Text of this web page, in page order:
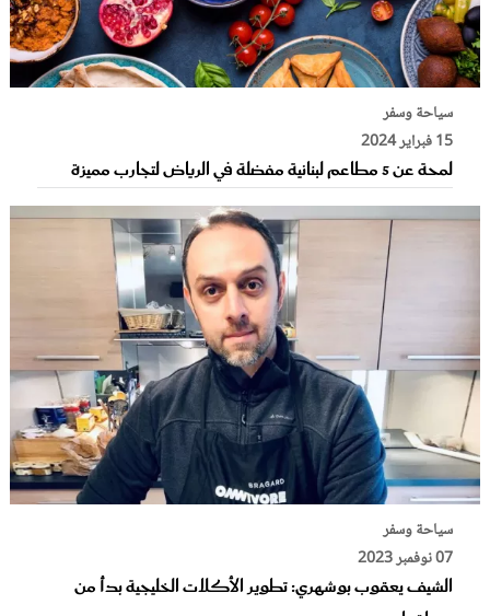
سياحة وسفر
15 فبراير 2024
لمحة عن 5 مطاعم لبنانية مفضلة في الرياض لتجارب مميزة
سياحة وسفر
07 نوفمبر 2023
الشيف يعقوب بوشهري: تطوير الأكلات الخليجية بدأ من